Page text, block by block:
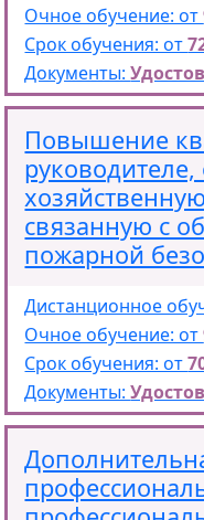
Очное обучение: от
Срок обучения: от
Документы:
Повышение
связанную с
пожарной
Дистанционное
Очное обучение: от
Срок обучения: от
Документы: